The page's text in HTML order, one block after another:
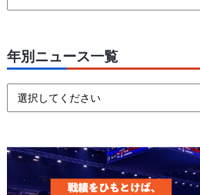
年別ニュース一覧